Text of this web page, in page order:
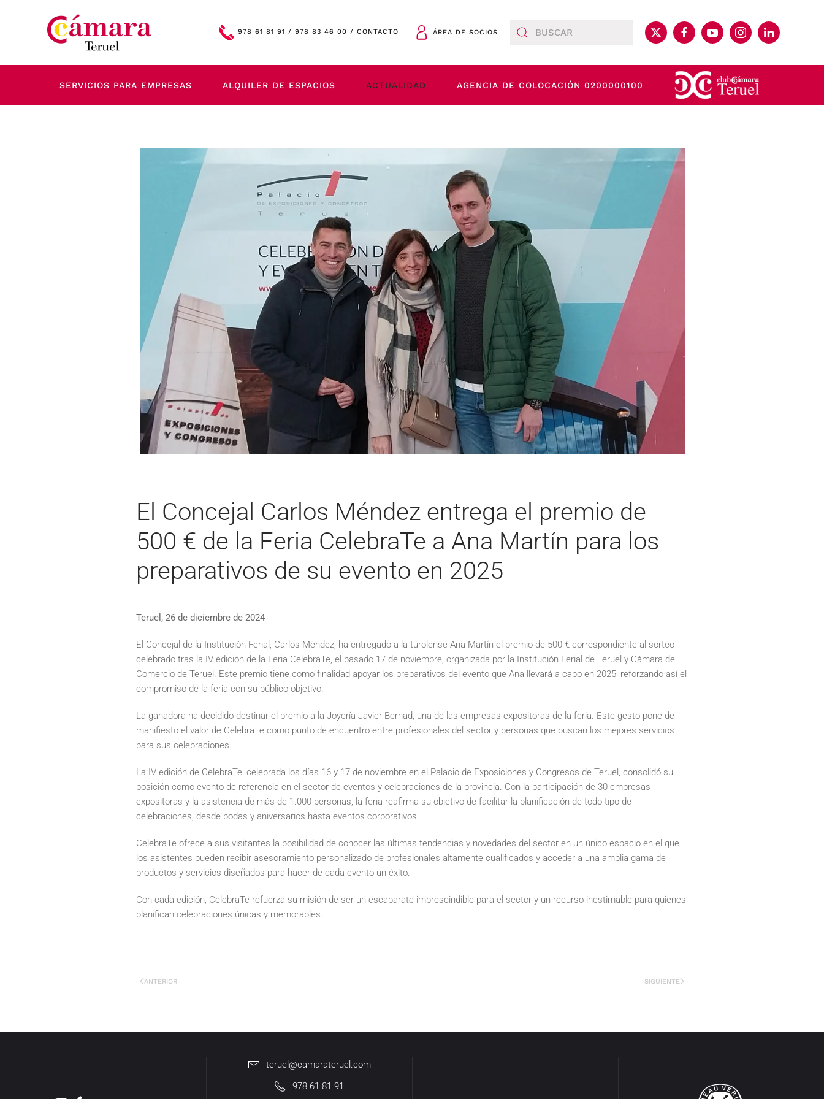
Skip to main content 978 61 81 91 / 978 83 46 00 / CONTACTO ÁREA DE SOCIOS
SERVICIOS PARA EMPRESAS ALQUILER DE ESPACIOS ACTUALIDAD AGENCIA DE COLOCACIÓN 0200000100
El Concejal Carlos Méndez entrega el premio de
500 € de la Feria CelebraTe a Ana Martín para los
preparativos de su evento en 2025
Teruel, 26 de diciembre de 2024
El Concejal de la Institución Ferial, Carlos Méndez, ha entregado a la turolense Ana Martín el premio de 500 € correspondiente al sorteo
celebrado tras la IV edición de la Feria CelebraTe, el pasado 17 de noviembre, organizada por la Institución Ferial de Teruel y Cámara de
Comercio de Teruel. Este premio tiene como finalidad apoyar los preparativos del evento que Ana llevará a cabo en 2025, reforzando así el
compromiso de la feria con su público objetivo.
La ganadora ha decidido destinar el premio a la Joyería Javier Bernad, una de las empresas expositoras de la feria. Este gesto pone de
manifiesto el valor de CelebraTe como punto de encuentro entre profesionales del sector y personas que buscan los mejores servicios
para sus celebraciones.
La IV edición de CelebraTe, celebrada los días 16 y 17 de noviembre en el Palacio de Exposiciones y Congresos de Teruel, consolidó su
posición como evento de referencia en el sector de eventos y celebraciones de la provincia. Con la participación de 30 empresas
expositoras y la asistencia de más de 1.000 personas, la feria reafirma su objetivo de facilitar la planificación de todo tipo de
celebraciones, desde bodas y aniversarios hasta eventos corporativos.
CelebraTe ofrece a sus visitantes la posibilidad de conocer las últimas tendencias y novedades del sector en un único espacio en el que
los asistentes pueden recibir asesoramiento personalizado de profesionales altamente cualificados y acceder a una amplia gama de
productos y servicios diseñados para hacer de cada evento un éxito.
Con cada edición, CelebraTe refuerza su misión de ser un escaparate imprescindible para el sector y un recurso inestimable para quienes
planifican celebraciones únicas y memorables.
ANTERIOR SIGUIENTE
teruel@camarateruel.com
978 61 81 91